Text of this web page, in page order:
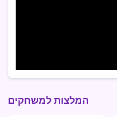
המלצות למשחקים